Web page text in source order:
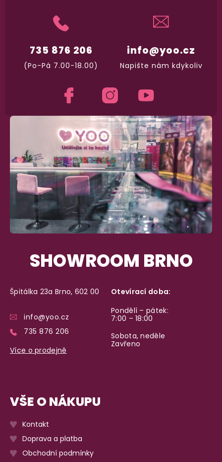
info@yoo.cz
Napište nám kdykoliv
735 876 206
(Po-Pá 7.00-18.00)
SHOWROOM BRNO
Špitálka 23a Brno, 602 00
info@yoo.cz
735 876 206
Více o prodejně
Otevírací doba:
Pondělí – pátek:
7:00 – 18:00
Sobota, neděle
Zavřeno
VŠE O NÁKUPU
Kontakt
Doprava a platba
Obchodní podmínky